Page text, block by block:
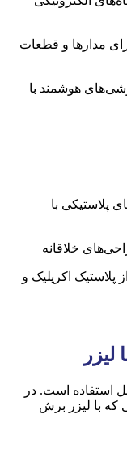
مدارها و قطعات
هوشمند با
پلاستیکی با
خلاقانه
پلاستیک اکریلیک و
استفاده است. در
که با لیزر برش